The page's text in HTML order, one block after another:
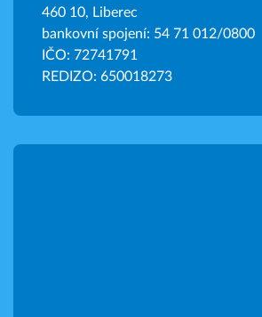
460 10, Liberec
bankovní spojení: 54 71 012/0800
IČO: 72741791
REDIZO: 650018273